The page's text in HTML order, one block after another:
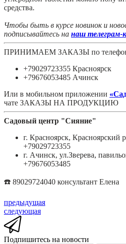
средства.
Чтобы быть в курсе новинок и
подписывайтесь на наш телеграм-
ПРИНИМАЕМ ЗАКАЗЫ по
+79029723355 Красноярск
+79676053485 Ачинск
Или в мобильном приложении
чате ЗАКАЗЫ НА ПРОДУКЦИЮ
Садовый центр "Сияние"
г. Красноярск, Красноярский
+79029723355
г. Ачинск, ул.Зверева,
+79676053485
☎️ 89029724040 консультант Елена
предыдущая
следующая
Подпишитесь на новости